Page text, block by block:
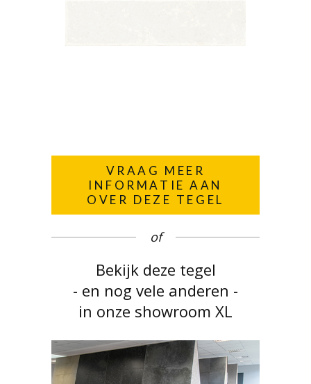
VRAAG MEER
INFORMATIE AAN
OVER DEZE TEGEL
of
Bekijk deze tegel
- en nog vele anderen -
in onze showroom XL